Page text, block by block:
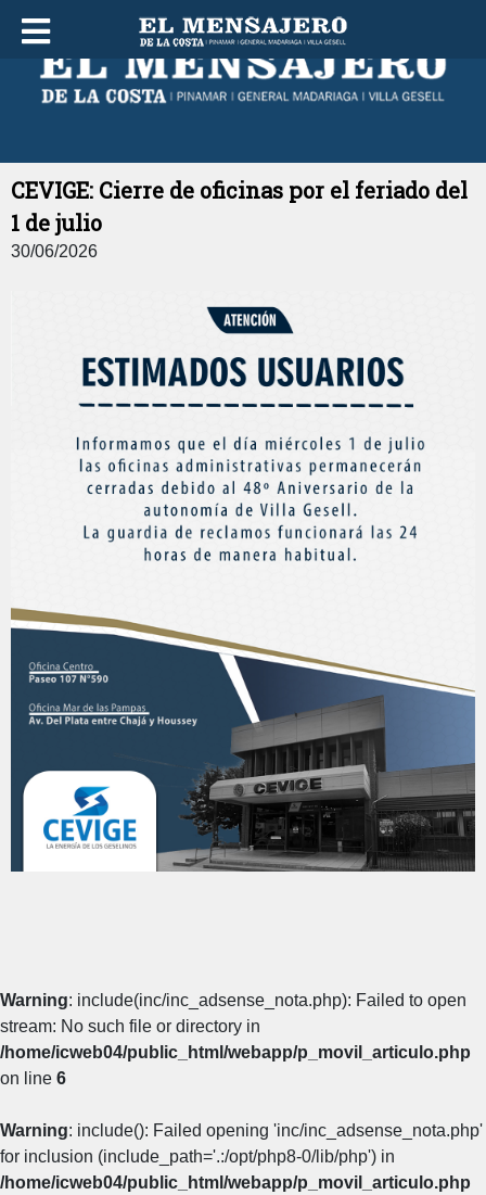
JUEVES 06 DE AGOSTO DE 2026
CEVIGE: Cierre de oficinas por el feriado del
1 de julio
30/06/2026
Warning: include(inc/inc_adsense_nota.php): Failed to open
stream: No such file or directory in
/home/icweb04/public_html/webapp/p_movil_articulo.php
on line 6
Warning: include(): Failed opening 'inc/inc_adsense_nota.php'
for inclusion (include_path='.:/opt/php8-0/lib/php') in
/home/icweb04/public_html/webapp/p_movil_articulo.php